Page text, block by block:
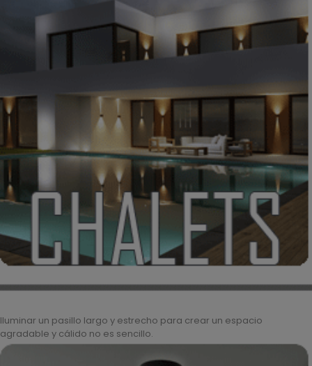
Iluminar un pasillo largo y estrecho para crear un espacio
agradable y cálido no es sencillo.